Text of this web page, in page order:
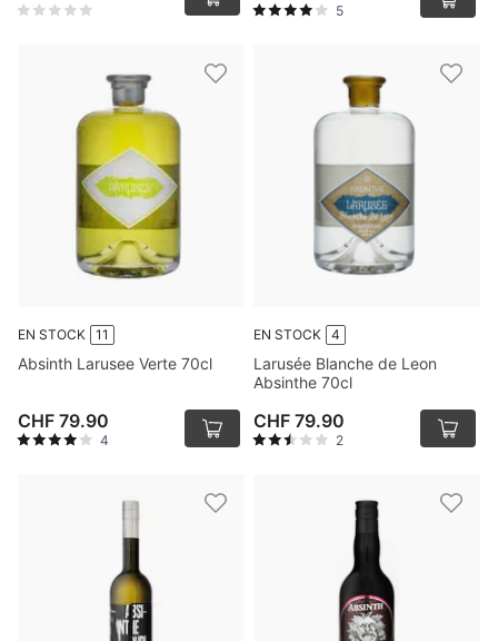
5
EN STOCK 11
Absinth Larusee Verte 70cl
CHF 79.90
4
EN STOCK 4
Larusée Blanche de Leon
Absinthe 70cl
CHF 79.90
2